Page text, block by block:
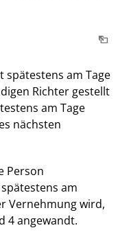
spätestens am Tage
Richter gestellt
am Tage
nächsten
Person
am
Vernehmung wird,
4 angewandt.